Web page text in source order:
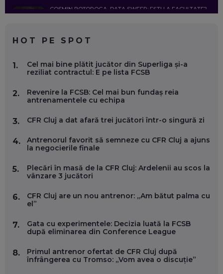
COSMIN BOȚOROGA, DATA SWEEP: EȘTI LA FACULTATE?
FOLOSEȘTI TEHNOLOGIA CA SĂ FII MAI BUN LA JOB. ȘI CUM
SE VA SCHIMBA MUNCA, ÎN URMĂTORII ANI
FOLOSEȘTI TEHNOLOGIA CA SĂ ÎȚI DESCHIZI DRUMUL
CĂTRE ARTĂ, LA NIVEL GLOBAL
EP. 57
EFICIENT VIAȚA ONLINE. ȘI CARE SUNT PRIMII PAȘI ÎNTR-O
CARIERĂ DE „HACKER CU PERMIS”
ÎNVAȚĂ AEO ȘI GEO!
EP. 55
OLIVIU MATEI, HOLISUN: SOFTWARE DE LA CLUJ PENTRU
HOT PE SPOT
1.
Cel mai bine plătit jucător din Superliga și-a
reziliat contractul: E pe lista FCSB
2.
Revenire la FCSB: Cel mai bun fundaș reia
antrenamentele cu echipa
3. CFR Cluj a dat afară trei jucători într-o singură zi
4.
Antrenorul favorit să semneze cu CFR Cluj a ajuns
la negocierile finale
5.
Plecări în masă de la CFR Cluj: Ardelenii au scos la
vânzare 3 jucători
6.
CFR Cluj are un nou antrenor: „Am bătut palma cu
el”
7.
Gata cu experimentele: Decizia luată la FCSB
după eliminarea din Conference League
8.
Primul antrenor ofertat de CFR Cluj după
înfrângerea cu Tromso: „Vom avea o discuție”